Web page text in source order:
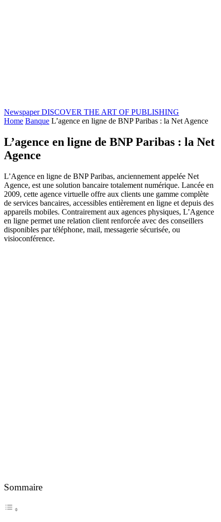
Newspaper DISCOVER THE ART OF PUBLISHING
Home Banque L’agence en ligne de BNP Paribas : la Net Agence
L’agence en ligne de BNP Paribas : la Net
Agence
L’Agence en ligne de BNP Paribas, anciennement appelée Net
Agence, est une solution bancaire totalement numérique. Lancée en
2009, cette agence virtuelle offre aux clients une gamme complète
de services bancaires, accessibles entièrement en ligne et depuis des
appareils mobiles. Contrairement aux agences physiques, L’Agence
en ligne permet une relation client renforcée avec des conseillers
disponibles par téléphone, mail, messagerie sécurisée, ou
visioconférence.
Sommaire